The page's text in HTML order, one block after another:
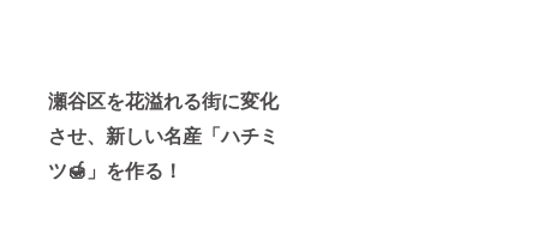
瀬谷区を花溢れる街に変化
させ、新しい名産「ハチミ
ツ🍯」を作る！